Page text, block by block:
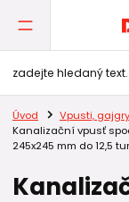
Úvod Vpusti,
Kanalizační vpusť
245x245 mm do 12,5